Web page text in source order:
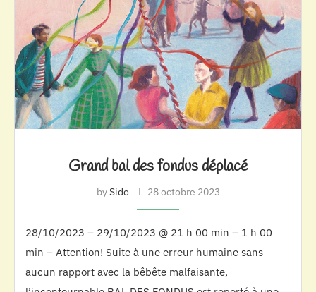
Grand bal des fondus déplacé
bySido 28 octobre 2023
28/10/2023 – 29/10/2023 @ 21 h 00 min – 1 h 00
min – Attention! Suite à une erreur humaine sans
aucun rapport avec la bêbête malfaisante,